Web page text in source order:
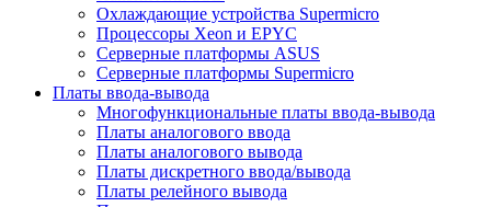
Охлаждающие устройства Supermicro
Процессоры Xeon и EPYC
Серверные платформы ASUS
Серверные платформы Supermicro
Платы ввода-вывода
Многофункциональные платы ввода-вывода
Платы аналогового ввода
Платы аналогового вывода
Платы дискретного ввода/вывода
Платы релейного вывода